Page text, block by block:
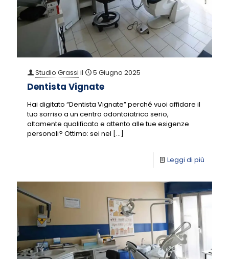
Studio Grassi il 5 Giugno 2025
Dentista Vignate
Hai digitato “Dentista Vignate” perché vuoi affidare il
tuo sorriso a un centro odontoiatrico serio,
altamente qualificato e attento alle tue esigenze
personali? Ottimo: sei nel […]
Leggi di più